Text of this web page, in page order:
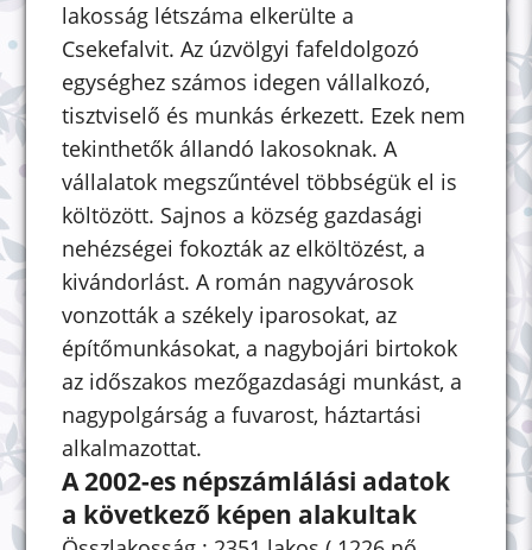
lakosság létszáma elkerülte a
Csekefalvit. Az úzvölgyi fafeldolgozó
egységhez számos idegen vállalkozó,
tisztviselő és munkás érkezett. Ezek nem
tekinthetők állandó lakosoknak. A
vállalatok megszűntével többségük el is
költözött. Sajnos a község gazdasági
nehézségei fokozták az elköltözést, a
kivándorlást. A román nagyvárosok
vonzották a székely iparosokat, az
építőmunkásokat, a nagybojári birtokok
az időszakos mezőgazdasági munkást, a
nagypolgárság a fuvarost, háztartási
alkalmazottat.
A 2002-es népszámlálási adatok
a következő képen alakultak